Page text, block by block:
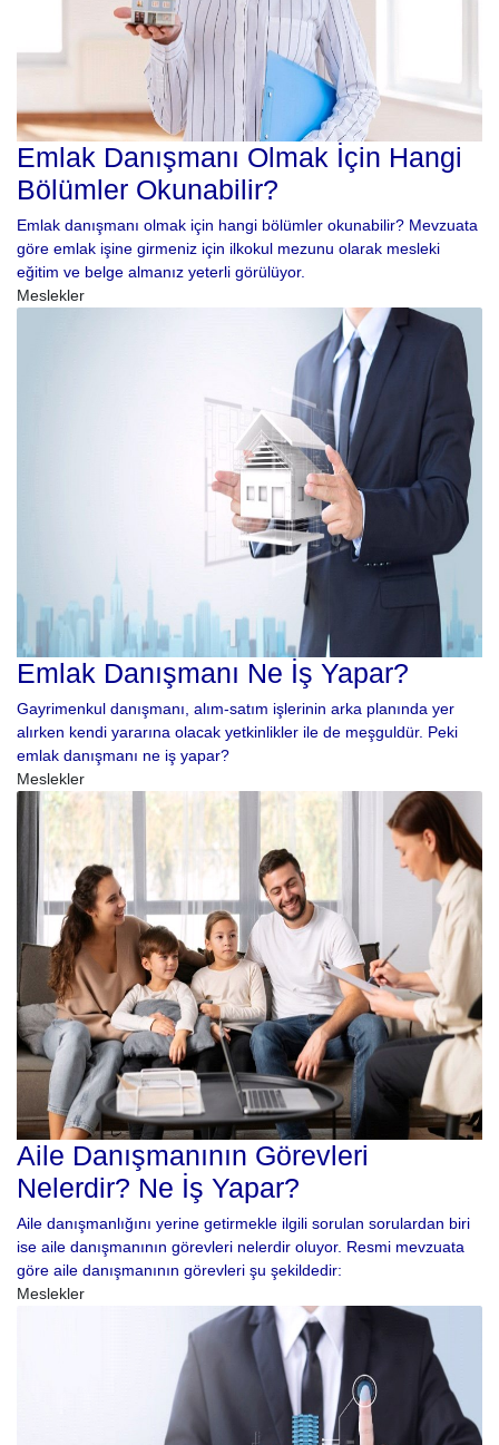
Emlak Danışmanı Olmak İçin Hangi
Bölümler Okunabilir?
Emlak danışmanı olmak için hangi bölümler okunabilir? Mevzuata
göre emlak işine girmeniz için ilkokul mezunu olarak mesleki
eğitim ve belge almanız yeterli görülüyor.
Meslekler
Emlak Danışmanı Ne İş Yapar?
Gayrimenkul danışmanı, alım-satım işlerinin arka planında yer
alırken kendi yararına olacak yetkinlikler ile de meşguldür. Peki
emlak danışmanı ne iş yapar?
Meslekler
Aile Danışmanının Görevleri
Nelerdir? Ne İş Yapar?
Aile danışmanlığını yerine getirmekle ilgili sorulan sorulardan biri
ise aile danışmanının görevleri nelerdir oluyor. Resmi mevzuata
göre aile danışmanının görevleri şu şekildedir:
Meslekler